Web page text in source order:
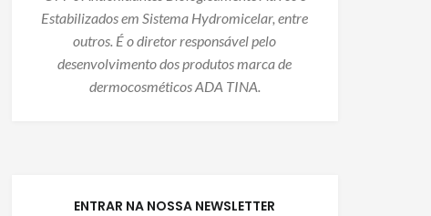
Estabilizados em Sistema Hydromicelar, entre
outros. É o diretor responsável pelo
desenvolvimento dos produtos marca de
dermocosméticos ADA TINA.
ENTRAR NA NOSSA NEWSLETTER